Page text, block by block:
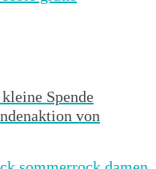
Spende
von